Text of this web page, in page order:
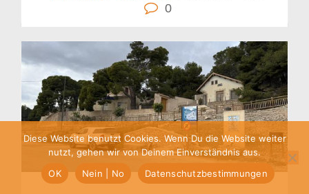
0
Diese Website benutzt Cookies. Wenn Du die Website weiter
nutzt, gehen wir von Deinem Einverständnis aus.
OK
Nein | No Datenschutzbestimmungen